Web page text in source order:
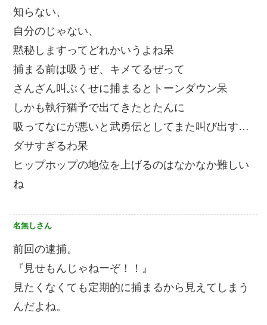
知らない、
自分のじゃない、
黙秘しますってどれかいうよね呆
捕まる前は吸うぜ、キメてるぜって
さんざん叫ぶくせに捕まるとトーンダウン呆
しかも執行猶予で出てきたとたんに
吸ってなにが悪いと武勇伝としてまた叫び出す…
ダサすぎるわ呆
ヒップホップの地位を上げるのはなかなか難しい
ね
名無しさん
前回の逮捕。
『見せもんじゃねーぞ！！』
見たくなくても定期的に捕まるから見えてしまう
んだよね。